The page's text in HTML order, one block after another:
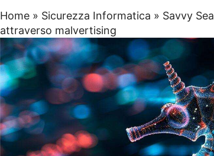
Home » Sicurezza Informatica » Savvy
attraverso malvertising